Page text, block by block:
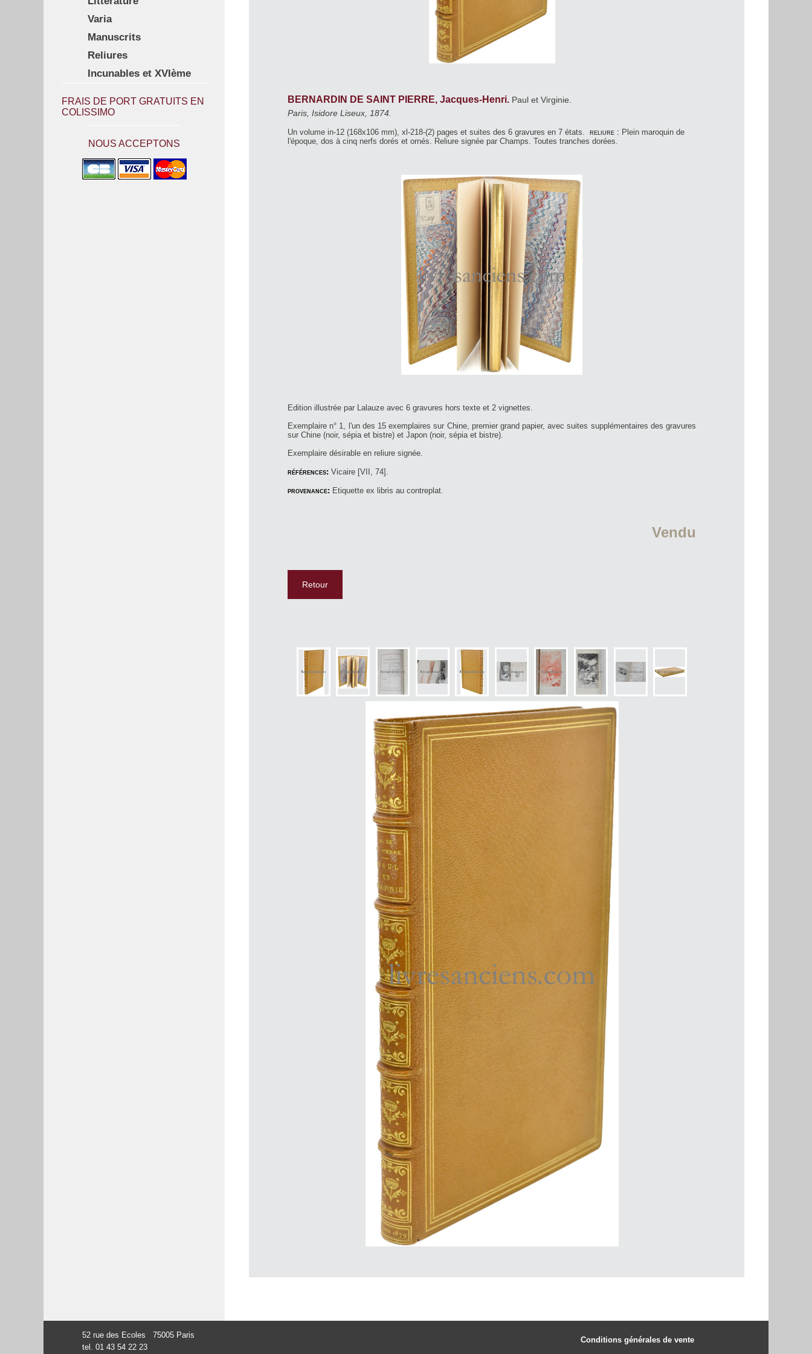
Varia
Manuscrits
Reliures
Incunables et XVIème
FRAIS DE PORT GRATUITS EN
COLISSIMO
NOUS ACCEPTONS
BERNARDIN DE SAINT PIERRE, Jacques-Henri. Paul et Virginie.
Paris, Isidore Liseux, 1874.
Un volume in-12 (168x106 mm), xl-218-(2) pages et suites des 6 gravures en 7 états. reliure : Plein maroquin de
l'époque, dos à cinq nerfs dorés et ornés. Reliure signée par Champs. Toutes tranches dorées.
Edition illustrée par Lalauze avec 6 gravures hors texte et 2 vignettes.
Exemplaire n° 1, l'un des 15 exemplaires sur Chine, premier grand papier, avec suites supplémentaires des gravures
sur Chine (noir, sépia et bistre) et Japon (noir, sépia et bistre).
Exemplaire désirable en reliure signée.
références: Vicaire [VII, 74].
provenance: Etiquette ex libris au contreplat.
Vendu
Retour
52 rue des Ecoles 75005 Paris
tel. 01 43 54 22 23
Conditions générales de vente